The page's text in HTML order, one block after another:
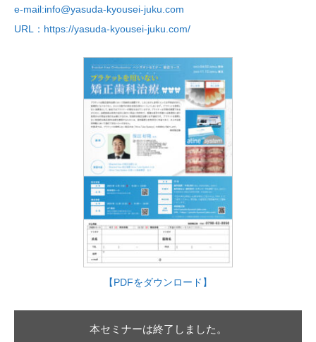
e-mail:info@yasuda-kyousei-juku.com
URL：https://yasuda-kyousei-juku.com/
【PDFをダウンロード】
本セミナーは終了しました。